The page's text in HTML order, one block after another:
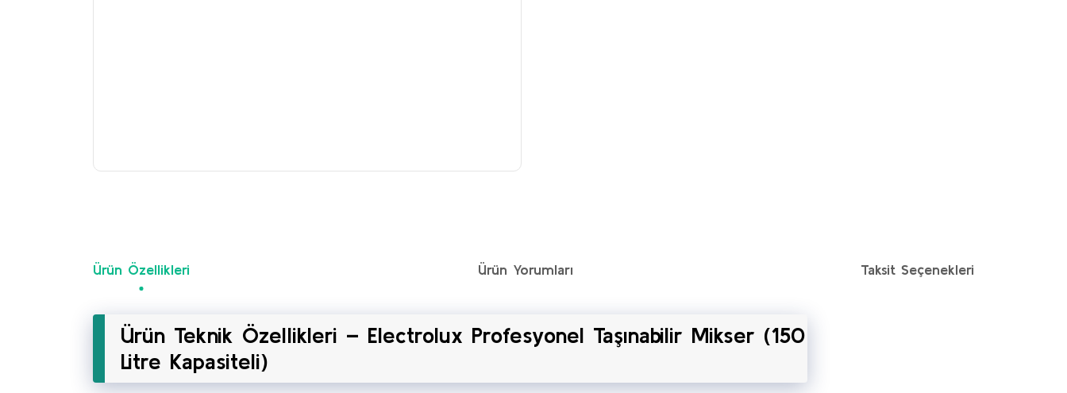
Ürün Özellikleri Ürün Yorumları Taksit Seçenekleri
Ürün Teknik Özellikleri – Electrolux Profesyonel Taşınabilir Mikser (150
Litre Kapasiteli)